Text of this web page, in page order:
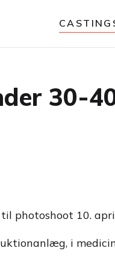
30-
photoshoot 10.
i